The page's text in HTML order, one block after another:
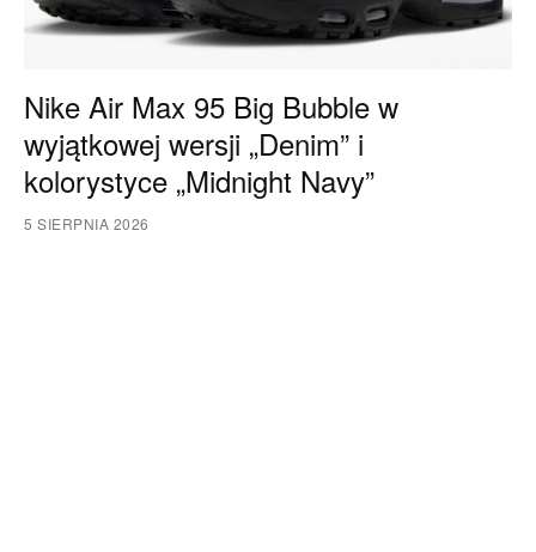
Nike Air Max 95 Big Bubble w
wyjątkowej wersji „Denim” i
kolorystyce „Midnight Navy”
5 SIERPNIA 2026